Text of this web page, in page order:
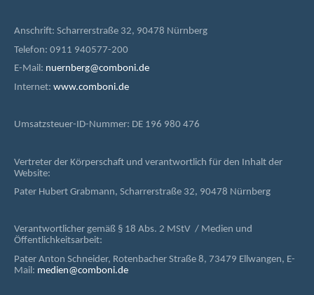
Anschrift: Scharrerstraße 32, 90478 Nürnberg
Telefon: 0911 940577-200
E-Mail: nuernberg@comboni.de
Internet: www.comboni.de
Umsatzsteuer-ID-Nummer: DE 196 980 476
Vertreter der Körperschaft und verantwortlich für den Inhalt der
Website:
Pater Hubert Grabmann, Scharrerstraße 32, 90478 Nürnberg
Verantwortlicher gemäß § 18 Abs. 2 MStV / Medien und
Öffentlichkeitsarbeit:
Pater Anton Schneider, Rotenbacher Straße 8, 73479 Ellwangen, E-
Mail: medien@comboni.de